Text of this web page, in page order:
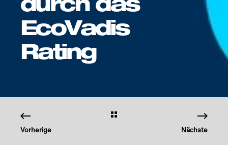
durch das
EcoVadis
Rating
Vorherige Nächste